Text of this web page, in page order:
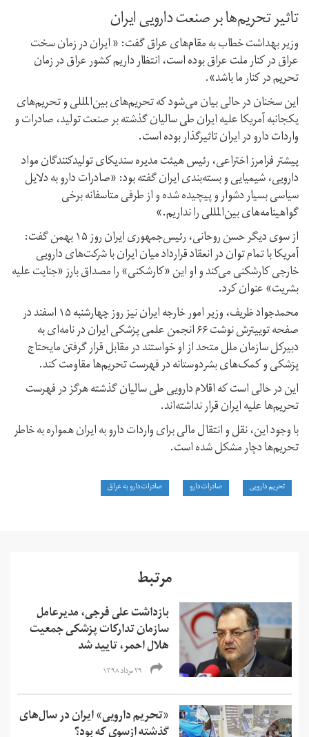
تاثیر تحریم‌ها بر صنعت دارویی ایران
وزیر بهداشت خطاب به مقام‌های عراق گفت: « ایران در زمان سخت
عراق در کنار ملت عراق بوده است، انتظار داریم کشور عراق در زمان
تحریم در کنار ما باشد».
این سخنان در حالی بیان می‌شود که تحریم‌های بین‌المللی و تحریم‌های
یکجانبه آمریکا علیه ایران طی سالیان گذشته بر صنعت تولید، صادرات و
واردات دارو در ایران تاثیرگذار بوده است.
پیشتر فرامرز اختراعی، رئیس هیئت مدیره سندیکای تولیدکنندگان مواد
دارویی، شیمیایی و بسته‌بندی ایران گفته بود: «صادرات دارو به دلایل
سیاسی بسیار دشوار و پیچیده شده و از طرفی متاسفانه برخی
گواهینامه‌های بین‌المللی را نداریم.»
از سوی دیگر حسن روحانی، رئیس‌جمهوری ایران روز ۱۵ بهمن گفت:
آمریکا با تمام توان در انعقاد قرارداد میان ایران با شرکت‌های دارویی
خارجی کارشکنی می‌کند و او این «کارشکنی» را مصداق بارز «جنایت علیه
بشریت» عنوان کرد.
محمدجواد ظریف، وزیر امور خارجه ایران نیز روز چهارشنبه ۱۵ اسفند در
صفحه توییترش نوشت ۶۶ انجمن علمی پزشکی ایران در نامه‌ای به
دبیرکل سازمان ملل متحد از او خواستند در مقابل قرار گرفتن مایحتاج
پزشکی و کمک‌های بشردوستانه در فهرست تحریم‌ها مقاومت کند.
این در حالی است که اقلام دارویی طی سالیان گذشته هرگز در فهرست
تحریم‌ها علیه ایران قرار نداشته‌اند.
با وجود این، نقل و انتقال مالی برای واردات دارو به ایران همواره به خاطر
تحریم‌ها دچار مشکل شده است.
تحریم دارویی صادرات دارو صادرات دارو به عراق
مرتبط
بازداشت علی فرجی، مدیرعامل
سازمان تدارکات پزشکی جمعیت
هلال احمر، تایید شد
۲۹ مرداد ۱۳۹۸
«تحریم دارویی» ایران در سال‌های